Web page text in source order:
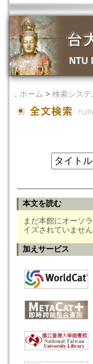
． ホーム > 検索システ
本文を読む
まだ本館にオーソラ
イズされていません
加えサービス